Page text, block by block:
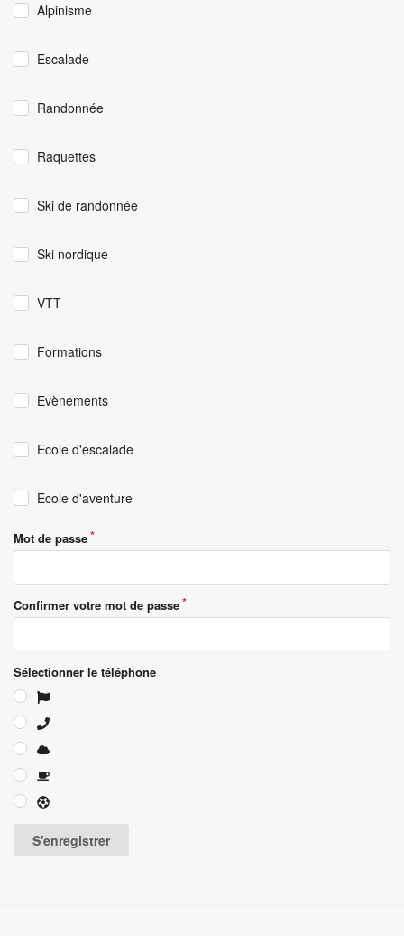
Alpinisme
Escalade
Randonnée
Raquettes
Ski de randonnée
Ski nordique
VTT
Formations
Evènements
Ecole d'escalade
Ecole d'aventure
Mot de passe
Confirmer votre mot de passe
Sélectionner le téléphone
S'enregistrer